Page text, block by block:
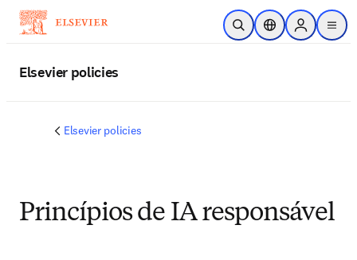
Ir para o conteúdo principal
Pesquisa aberta
Seletor deSign in to
menu
Elsevier policies
Elsevier policies
Princípios de IA responsável